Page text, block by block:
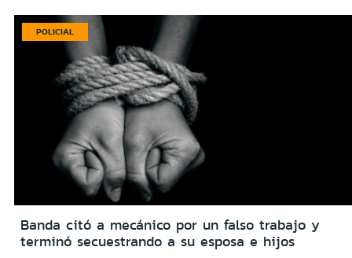
POLICIAL
Banda citó a mecánico por un falso trabajo y
terminó secuestrando a su esposa e hijos